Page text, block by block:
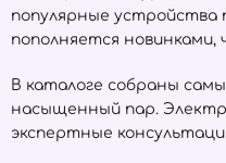
популярные устройства
пополняется новинками,
В каталоге собраны
насыщенный пар.
экспертные